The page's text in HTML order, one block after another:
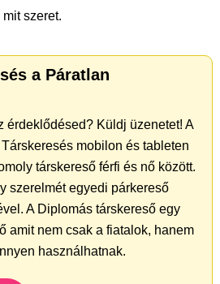
mit szeret.
a Páratlan
érdeklődésed? Küldj üzenetet! A
mobilon és tableten
társkereső férfi és nő között.
szerelmét egyedi párkereső
A Diplomás társkereső egy
amit nem csak a fiatalok, hanem
használhatnak.